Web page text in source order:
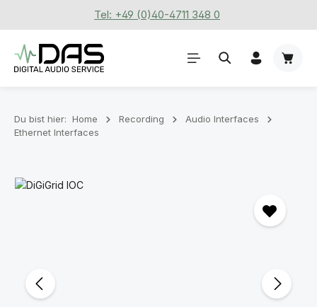
Zum Hauptinhalt springenTel: +49 (0)40-4711 348 0
Du bist hier: Home Recording
Audio Interfaces
Ethernet Interfaces
Bildergalerie überspringen